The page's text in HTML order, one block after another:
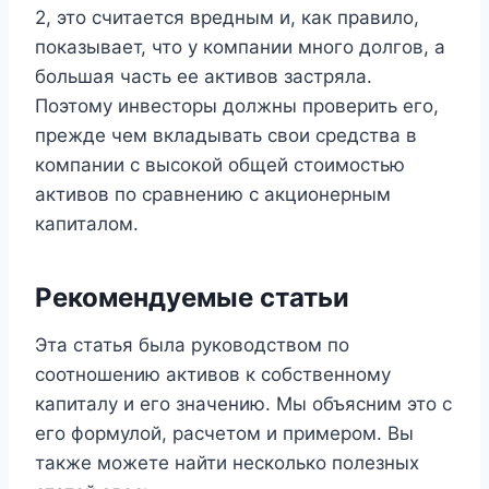
2, это считается вредным и, как правило,
показывает, что у компании много долгов, а
большая часть ее активов застряла.
Поэтому инвесторы должны проверить его,
прежде чем вкладывать свои средства в
компании с высокой общей стоимостью
активов по сравнению с акционерным
капиталом.
Рекомендуемые статьи
Эта статья была руководством по
соотношению активов к собственному
капиталу и его значению. Мы объясним это с
его формулой, расчетом и примером. Вы
также можете найти несколько полезных